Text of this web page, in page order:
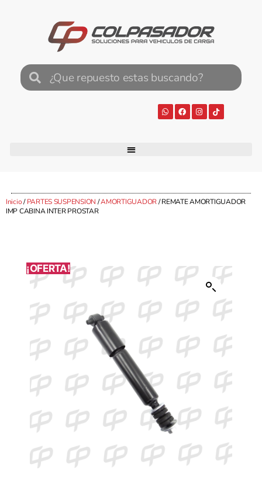
Inicio/PARTES SUSPENSION /AMORTIGUADOR/ REMATE AMORTIGUADOR
IMP CABINA INTER PROSTAR
¡OFERTA!